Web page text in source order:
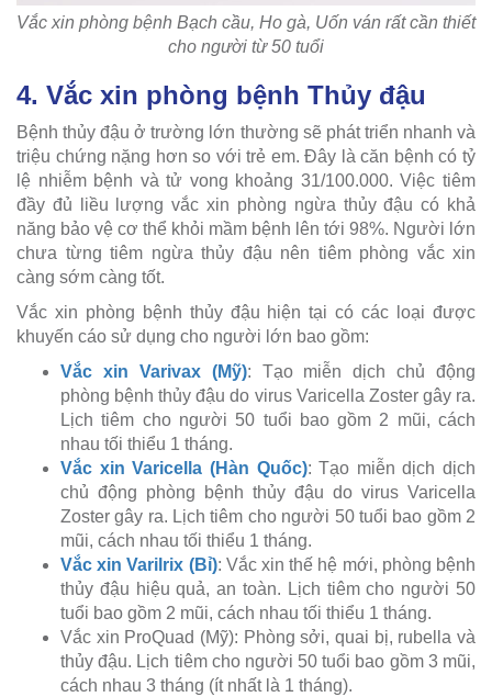
Vắc xin phòng bệnh Bạch cầu, Ho gà, Uốn ván rất cần thiết
cho người từ 50 tuổi
4. Vắc xin phòng bệnh Thủy đậu
Bệnh thủy đậu ở trường lớn thường sẽ phát triển nhanh và
triệu chứng nặng hơn so với trẻ em. Đây là căn bệnh có tỷ
lệ nhiễm bệnh và tử vong khoảng 31/100.000. Việc tiêm
đầy đủ liều lượng vắc xin phòng ngừa thủy đậu có khả
năng bảo vệ cơ thể khỏi mầm bệnh lên tới 98%. Người lớn
chưa từng tiêm ngừa thủy đậu nên tiêm phòng vắc xin
càng sớm càng tốt.
Vắc xin phòng bệnh thủy đậu hiện tại có các loại được
khuyến cáo sử dụng cho người lớn bao gồm:
Vắc xin Varivax (Mỹ): Tạo miễn dịch chủ động
phòng bệnh thủy đậu do virus Varicella Zoster gây ra.
Lịch tiêm cho người 50 tuổi bao gồm 2 mũi, cách
nhau tối thiểu 1 tháng.
Vắc xin Varicella (Hàn Quốc): Tạo miễn dịch dịch
chủ động phòng bệnh thủy đậu do virus Varicella
Zoster gây ra. Lịch tiêm cho người 50 tuổi bao gồm 2
mũi, cách nhau tối thiểu 1 tháng.
Vắc xin Varilrix (Bỉ): Vắc xin thế hệ mới, phòng bệnh
thủy đậu hiệu quả, an toàn. Lịch tiêm cho người 50
tuổi bao gồm 2 mũi, cách nhau tối thiểu 1 tháng.
Vắc xin ProQuad (Mỹ): Phòng sởi, quai bị, rubella và
thủy đậu. Lịch tiêm cho người 50 tuổi bao gồm 3 mũi,
cách nhau 3 tháng (ít nhất là 1 tháng).